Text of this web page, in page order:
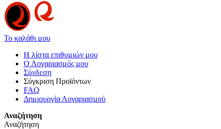
Το καλάθι μου
Η λίστα επιθυμιών μου
Ο Λογαριασμός μου
Σύνδεση
Σύγκριση Προϊόντων
FAQ
Δημιουργία Λογαριασμού
Αναζήτηση
Αναζήτηση